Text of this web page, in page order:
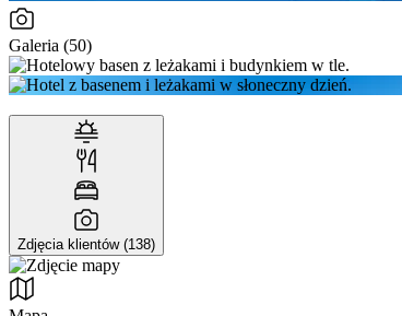
Galeria (50)
Zdjęcia klientów (138)